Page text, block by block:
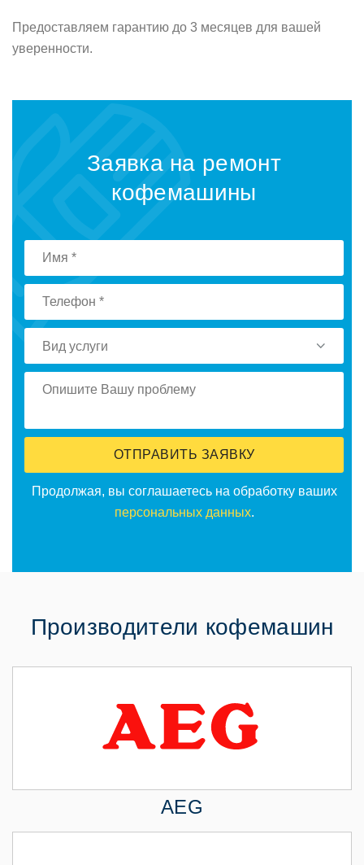
Предоставляем гарантию до 3 месяцев для вашей
уверенности.
Заявка на ремонт
кофемашины
Вид услуги
ОТПРАВИТЬ ЗАЯВКУ
Продолжая, вы соглашаетесь на обработку ваших
персональных данных.
Производители кофемашин
AEG